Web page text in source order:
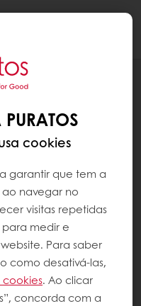
cookies
garantir que tem a
navegar no
visitas repetidas
medir e
Para saber
como desativá-las,
. Ao clicar
concorda com a